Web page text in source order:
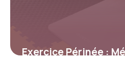
Exercice Périnée :